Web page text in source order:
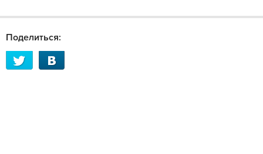
Поделиться: